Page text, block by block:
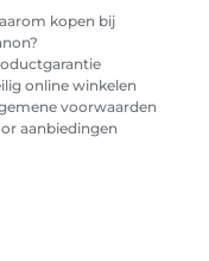
kopen bij
online winkelen
voorwaarden
aanbiedingen